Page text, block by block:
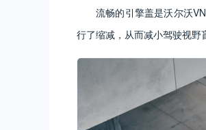
流畅的引擎盖是沃尔沃
行了缩减，从而减小驾驶视野